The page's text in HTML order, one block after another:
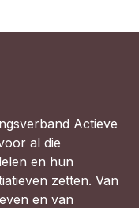
SDG >
lokale democratie >
Actieve
al die
en hun
zetten. Van
en van